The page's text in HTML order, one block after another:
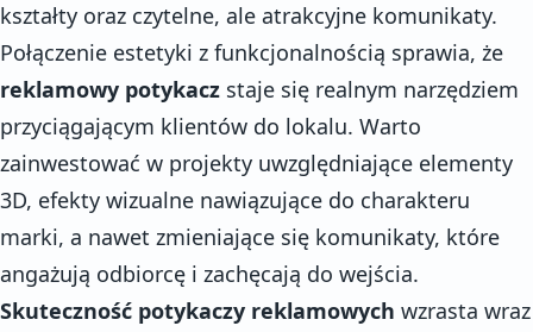
kształty oraz czytelne, ale atrakcyjne komunikaty.
Połączenie estetyki z funkcjonalnością sprawia, że
reklamowy potykacz staje się realnym narzędziem
przyciągającym klientów do lokalu. Warto
zainwestować w projekty uwzględniające elementy
3D, efekty wizualne nawiązujące do charakteru
marki, a nawet zmieniające się komunikaty, które
angażują odbiorcę i zachęcają do wejścia.
Skuteczność potykaczy reklamowych wzrasta wraz